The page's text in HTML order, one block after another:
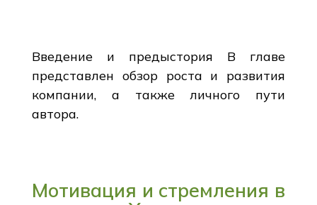
Введение и предыстория В главе
представлен обзор роста и развития
компании, а также личного пути
автора.
Мотивация и стремления в